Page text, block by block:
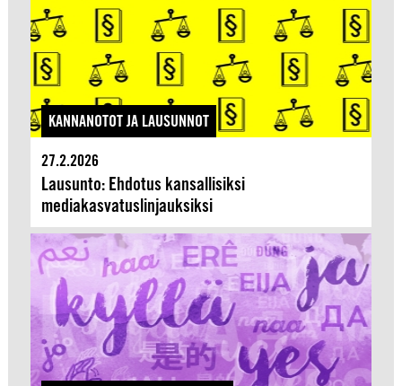
KANNANOTOT JA LAUSUNNOT
27.2.2026
Lausunto: Ehdotus kansallisiksi
mediakasvatuslinjauksiksi